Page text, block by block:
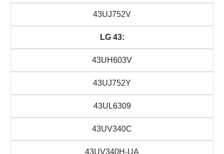
43UJ752V
LG 43:
43UH603V
43UJ752Y
43UL6309
43UV340C
43UV340H-UA